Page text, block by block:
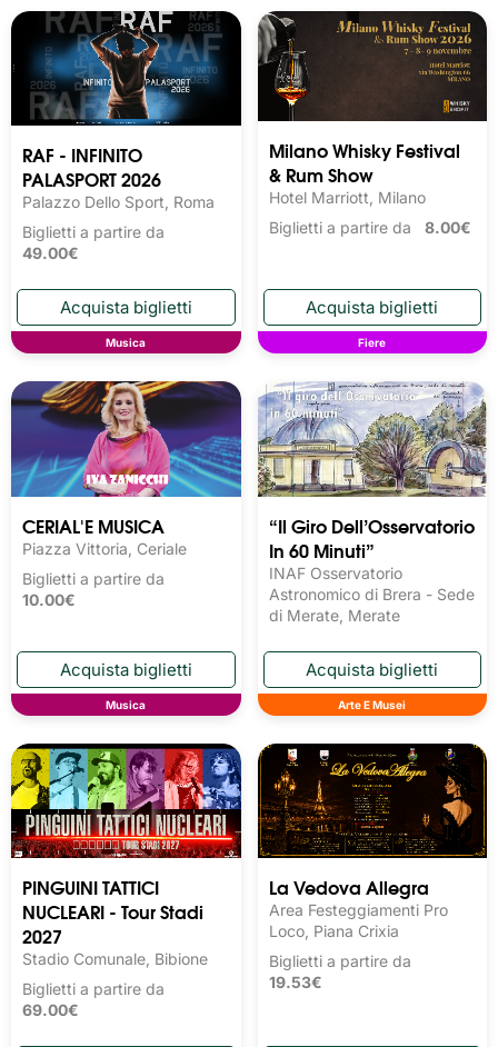
RAF - INFINITO
PALASPORT 2026
Palazzo Dello Sport, Roma
Biglietti a partire da
49.00€
Musica
Milano Whisky Festival
& Rum Show
Hotel Marriott, Milano
Biglietti a partire da 8.00€
Fiere
CERIAL'E MUSICA
Piazza Vittoria, Ceriale
Biglietti a partire da
10.00€
Musica
“Il Giro Dell’Osservatorio
In 60 Minuti”
INAF Osservatorio
Astronomico di Brera - Sede
di Merate, Merate
Arte E Musei
PINGUINI TATTICI
NUCLEARI - Tour Stadi
2027
Stadio Comunale, Bibione
Biglietti a partire da
69.00€
La Vedova Allegra
Area Festeggiamenti Pro
Loco, Piana Crixia
Biglietti a partire da
19.53€